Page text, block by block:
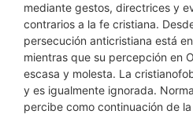
mediante gestos, directrices y
contrarios a la fe cristiana.
persecución anticristiana está
mientras que su percepción en
escasa y molesta. La
y es igualmente ignorada.
percibe como continuación de